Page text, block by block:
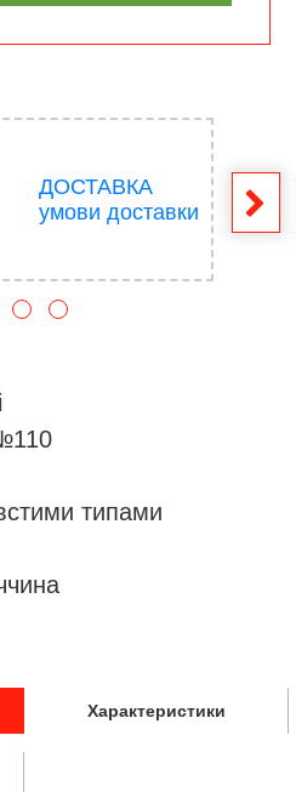
ДОСТАВКА
умови доставки
типами
Характеристики